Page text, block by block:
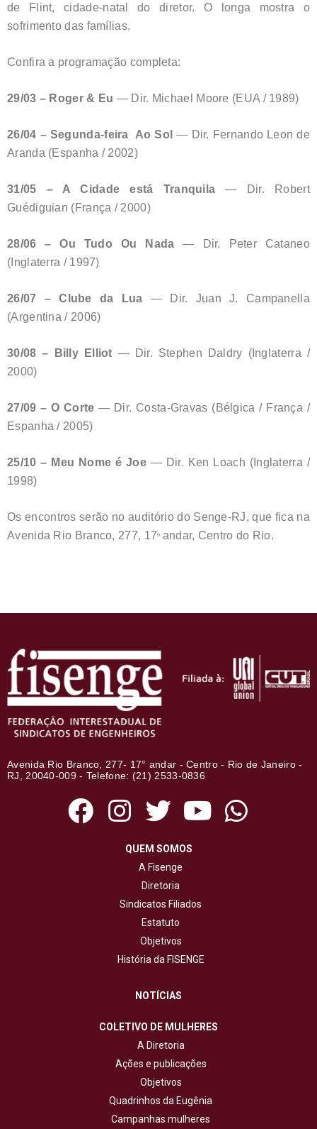
de Flint, cidade-natal do diretor. O longa mostra o
sofrimento das famílias.
Confira a programação completa:
29/03 – Roger & Eu — Dir. Michael Moore (EUA / 1989)
26/04 – Segunda-feira Ao Sol — Dir. Fernando Leon de
Aranda (Espanha / 2002)
31/05 – A Cidade está Tranquila — Dir. Robert
Guédiguian (França / 2000)
28/06 – Ou Tudo Ou Nada — Dir. Peter Cataneo
(Inglaterra / 1997)
26/07 – Clube da Lua — Dir. Juan J. Campanella
(Argentina / 2006)
30/08 – Billy Elliot — Dir. Stephen Daldry (Inglaterra /
2000)
27/09 – O Corte — Dir. Costa-Gravas (Bélgica / França /
Espanha / 2005)
25/10 – Meu Nome é Joe— Dir. Ken Loach (Inglaterra /
1998)
Os encontros serão no auditório do Senge-RJ, que fica na
Avenida Rio Branco, 277, 17º andar, Centro do Rio.
Avenida Rio Branco, 277- 17° andar - Centro - Rio de Janeiro -
RJ, 20040-009 - Telefone: (21) 2533-0836
QUEM SOMOS
A Fisenge
Diretoria
Sindicatos Filiados
Estatuto
Objetivos
História da FISENGE
NOTÍCIAS
COLETIVO DE MULHERES
A Diretoria
Ações e publicações
Objetivos
Quadrinhos da Eugênia
Campanhas mulheres